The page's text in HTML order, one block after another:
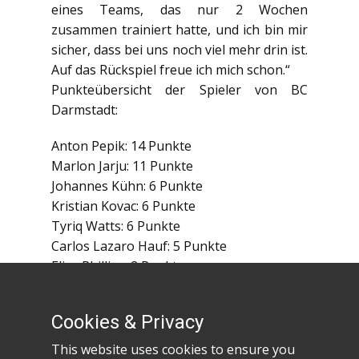
eines Teams, das nur 2 Wochen
zusammen trainiert hatte, und ich bin mir
sicher, dass bei uns noch viel mehr drin ist.
Auf das Rückspiel freue ich mich schon.“
Punkteübersicht der Spieler von BC
Darmstadt:
Anton Pepik: 14 Punkte
Marlon Jarju: 11 Punkte
Johannes Kühn: 6 Punkte
Kristian Kovac: 6 Punkte
Tyriq Watts: 6 Punkte
Carlos Lazaro Hauf: 5 Punkte
Elias Phillips: 2 Punkte
Noah Getachew: 0 Punkte
Cookies & Privacy
This website uses cookies to ensure you